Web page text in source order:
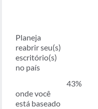
Planeja
reabrir seu(s)
escritório(s)
no país
onde você
está baseado
43%